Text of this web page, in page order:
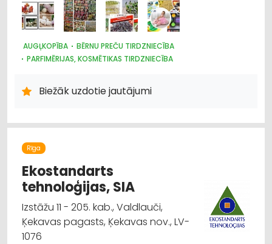
AUGĻKOPĪBA
BĒRNU PREČU TIRDZNIECĪBA
PARFIMĒRIJAS, KOSMĒTIKAS TIRDZNIECĪBA
HIGIĒNAS PRECES
ZOOPRECES, DZĪVNIEKU KOPŠANA UN APRŪPE
HOBIJA PRECES
SĒKLAS UN STĀDI
DĀRZA TEHNIKA UN INVENTĀRS
Biežāk uzdotie jautājumi
Rīga
Ekostandarts
tehnoloģijas, SIA
Izstāžu 11 - 205. kab., Valdlauči,
Ķekavas pagasts, Ķekavas nov., LV-
1076